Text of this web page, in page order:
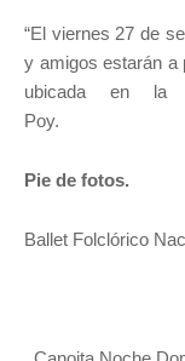
“El viernes 27 de
y amigos estarán a
ubicada en la
Pie de fotos.
Ballet Folclórico